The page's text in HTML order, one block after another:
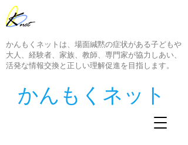
かんもくネットは、場面緘黙の症状がある子どもや
大人、経験者、家族、教師、専門家が協力しあい、
活発な情報交換と正しい理解促進を目指します。
​かんもくネット